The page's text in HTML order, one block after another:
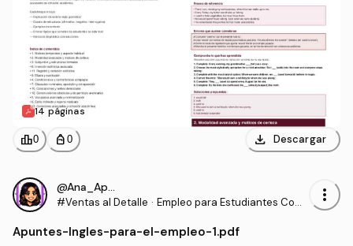
14 páginas
leaderboard0 personal_bag 0 download Descargar
@Ana_Apuntes
#Ventas al Detalle · Empleo para Estudiantes Com
more_vert
Apuntes-Ingles-para-el-empleo-1.pdf